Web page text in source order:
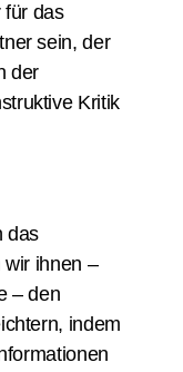
für das
sein, der
der
Kritik
das
wir ihnen –
– den
indem